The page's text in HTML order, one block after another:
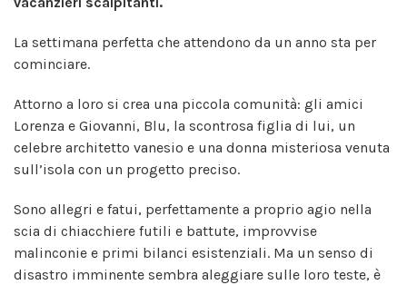
La settimana perfetta che attendono da un anno sta per
cominciare.
Attorno a loro si crea una piccola comunità: gli amici
Lorenza e Giovanni, Blu, la scontrosa figlia di lui, un
celebre architetto vanesio e una donna misteriosa venuta
sull’isola con un progetto preciso.
Sono allegri e fatui, perfettamente a proprio agio nella
scia di chiacchiere futili e battute, improvvise
malinconie e primi bilanci esistenziali. Ma un senso di
disastro imminente sembra aleggiare sulle loro teste, è